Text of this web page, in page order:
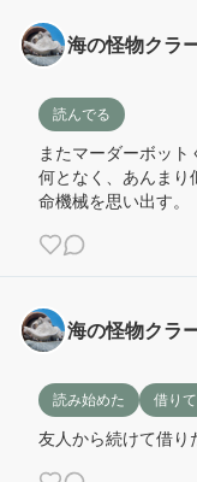
海の怪物クラ
読んでる
またマーダーボット
何となく、あんまり
命機械を思い出す。
海の怪物クラ
読み始めた 借り
友人から続けて借り